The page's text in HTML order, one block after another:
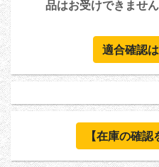
品はお受けできませ
適合確認
【在庫の確認